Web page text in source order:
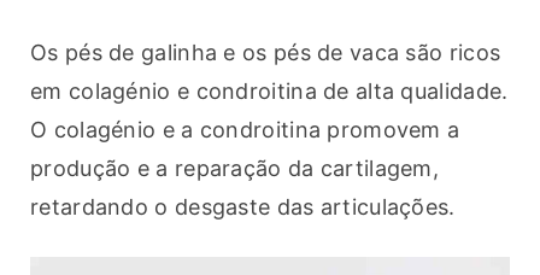
Os pés de galinha e os pés de vaca são ricos
em colagénio e condroitina de alta qualidade.
O colagénio e a condroitina promovem a
produção e a reparação da cartilagem,
retardando o desgaste das articulações.